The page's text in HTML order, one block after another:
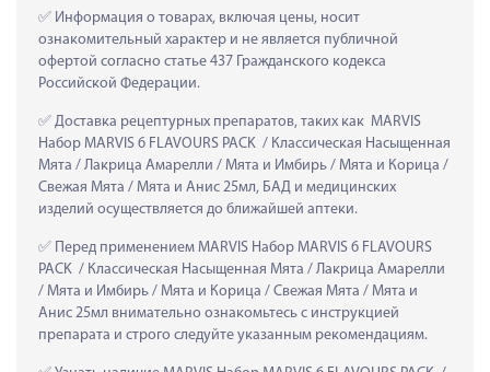
Информация о товарах, включая цены, носит
ознакомительный характер и не является публичной
офертой согласно статье 437 Гражданского кодекса
Российской Федерации.
Доставка рецептурных препаратов, таких как  MARVIS
Набор MARVIS 6 FLAVOURS PACK  / Классическая Насыщенная
Мята / Лакрица Амарелли / Мята и Имбирь / Мята и Корица /
Cвежая Мята / Мята и Анис 25мл, БАД и медицинских
изделий осуществляется до ближайшей аптеки.
Перед применением MARVIS Набор MARVIS 6 FLAVOURS
PACK  / Классическая Насыщенная Мята / Лакрица Амарелли
/ Мята и Имбирь / Мята и Корица / Cвежая Мята / Мята и
Анис 25мл внимательно ознакомьтесь с инструкцией
препарата и строго следуйте указанным рекомендациям.